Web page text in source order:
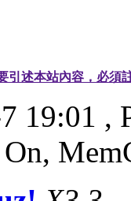
引述本站內容，必須
19:01 ,